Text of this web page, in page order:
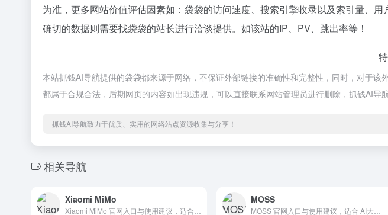
为准，更多网站价值评估因素如：袋袋的访问速度、搜索引擎收录以及索引量、
确切的数据则需要找袋袋的站长进行洽谈提供。如该站的IP、PV、跳出率等！
本站抓钱AI导航提供的袋袋都来源于网络，不保证外部链接的准确性和完整性，同时，对于
都属于合规合法，后期网页的内容如出现违规，可以直接联系网站管理员进行删除，抓钱AI导
抓钱AI导航致力于优质、实用的网络站点资源收集与分享！
相关导航
Xiaomi MiMo MOSS